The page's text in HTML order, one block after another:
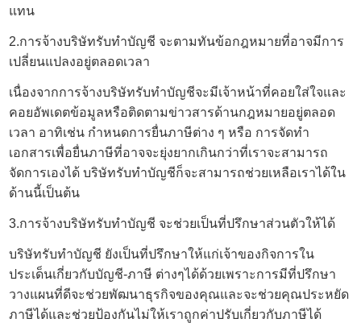
แทน
2.การจ้างบริษัทรับทำบัญชี จะตามทันข้อกฎหมายที่อาจมีการ
เปลี่ยนแปลงอยู่ตลอดเวลา
เนื่องจากการจ้างบริษัทรับทำบัญชีจะมีเจ้าหน้าที่คอยใส่ใจและ
คอยอัพเดตข้อมูลหรือติดตามข่าวสารด้านกฎหมายอยู่ตลอด
เวลา อาทิเช่น กำหนดการยื่นภาษีต่าง ๆ หรือ การจัดทำ
เอกสารเพื่อยื่นภาษีที่อาจจะยุ่งยากเกินกว่าที่เราจะสามารถ
จัดการเองได้ บริษัทรับทำบัญชีก็จะสามารถช่วยเหลือเราได้ใน
ด้านนี้เป็นต้น
3.การจ้างบริษัทรับทำบัญชี จะช่วยเป็นที่ปรึกษาส่วนตัวให้ได้
บริษัทรับทำบัญชี ยังเป็นที่ปรึกษาให้แก่เจ้าของกิจการใน
ประเด็นเกี่ยวกับบัญชี-ภาษี ต่างๆได้ด้วยเพราะการมีที่ปรึกษา
วางแผนที่ดีจะช่วยพัฒนาธุรกิจของคุณและจะช่วยคุณประหยัด
ภาษีได้และช่วยป้องกันไม่ให้เราถูกค่าปรับเกี่ยวกับภาษีได้